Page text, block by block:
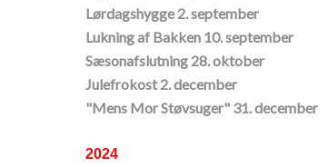
Lørdagshygge 2. september
Lukning af Bakken 10. september
Sæsonafslutning 28. oktober
Julefrokost 2. december
"Mens Mor Støvsuger" 31. december
2024